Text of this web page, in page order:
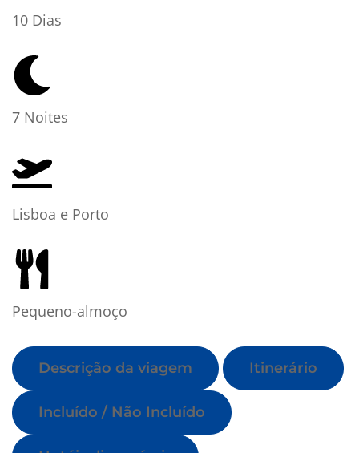
10 Dias
7 Noites
Lisboa e Porto
Pequeno-almoço
Descrição da viagem Itinerário
Incluído / Não Incluído